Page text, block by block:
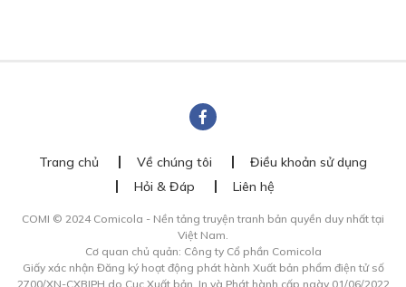
Trang chủ Về chúng tôi
Điều khoản sử dụng
Hỏi & Đáp
Liên hệ
COMI © 2024 Comicola - Nền tảng truyện tranh bản quyền duy nhất tại
Việt Nam.
Cơ quan chủ quản: Công ty Cổ phần Comicola
Giấy xác nhận Đăng ký hoạt động phát hành Xuất bản phẩm điện tử số
2700/XN-CXBIPH do Cục Xuất bản, In và Phát hành cấp ngày 01/06/2022